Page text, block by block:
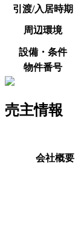
引渡/入居時期
周辺環境
設備・条件
物件番号
売主情報
会社概要